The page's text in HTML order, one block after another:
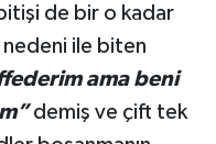
de bir o kadar
ile biten
ama beni
demiş ve çift tek